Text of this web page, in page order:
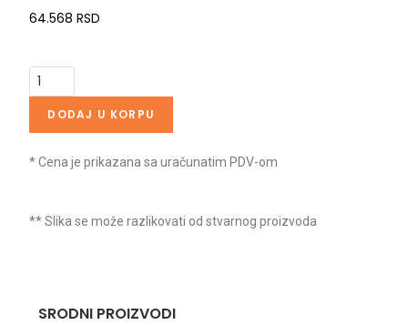
64.568RSD
DODAJ U KORPU
* Cena je prikazana sa uračunatim PDV-om
** Slika se može razlikovati od stvarnog proizvoda
SRODNI PROIZVODI